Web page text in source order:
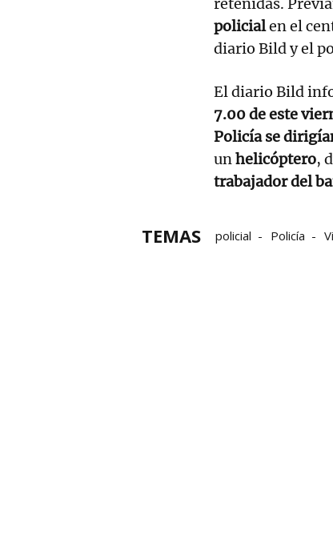
policialen el
diario Bild y el
El diario Bild
7.00 de este
Policía se
unhelicóptero,
trabajador del
TEMAS policial Policía